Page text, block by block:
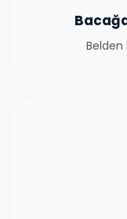
Belden